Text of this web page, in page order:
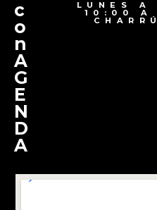
c
o
n
A
G
E
N
D
A
LUNES A
10:00 A